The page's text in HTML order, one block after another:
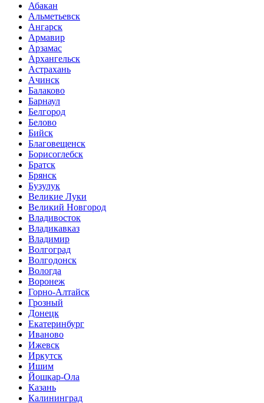
Абакан
Альметьевск
Ангарск
Армавир
Арзамас
Архангельск
Астрахань
Ачинск
Балаково
Барнаул
Белгород
Белово
Бийск
Благовещенск
Борисоглебск
Братск
Брянск
Бузулук
Великие Луки
Великий Новгород
Владивосток
Владикавказ
Владимир
Волгоград
Волгодонск
Вологда
Воронеж
Горно-Алтайск
Грозный
Донецк
Екатеринбург
Иваново
Ижевск
Иркутск
Ишим
Йошкар-Ола
Казань
Калининград